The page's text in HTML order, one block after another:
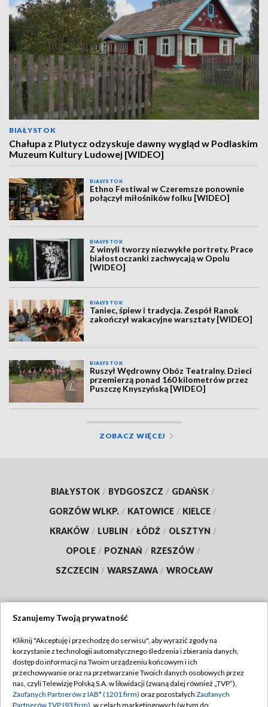
BIAŁYSTOK
Chałupa z Plutycz odzyskuje dawny wygląd w Podlaskim
Muzeum Kultury Ludowej [WIDEO]
BIAŁYSTOK
Ethno Festiwal w Czeremsze ponownie
połączył miłośników folku [WIDEO]
BIAŁYSTOK
Z winyli tworzy niezwykłe portrety. Prace
białostoczanki zachwycają w Opolu
[WIDEO]
BIAŁYSTOK
Taniec, śpiew i tradycja. Zespół Ranok
zakończył wakacyjne warsztaty [WIDEO]
BIAŁYSTOK
Ruszył Wędrowny Obóz Teatralny. Dzieci
przemierzą ponad 160 kilometrów przez
Puszczę Knyszyńską [WIDEO]
ZOBACZ WIĘCEJ
BIAŁYSTOK / BYDGOSZCZ / GDAŃSK /
GORZÓW WLKP. / KATOWICE / KIELCE /
KRAKÓW / LUBLIN / ŁÓDŹ / OLSZTYN /
OPOLE / POZNAŃ / RZESZÓW /
SZCZECIN / WARSZAWA / WROCŁAW
TVP
Abonament TVP
Emisja w TVP
Regulamin TVP
Polityka prywatności
Szanujemy Twoją prywatność
Kliknij "Akceptuję i przechodzę do serwisu", aby wyrazić zgody na
korzystanie z technologii automatycznego śledzenia i zbierania danych,
dostęp do informacji na Twoim urządzeniu końcowym i ich
przechowywanie oraz na przetwarzanie Twoich danych osobowych przez
nas, czyli Telewizję Polską S.A. w likwidacji (zwaną dalej również „TVP”),
Zaufanych Partnerów z IAB* (1201 firm) oraz pozostałych Zaufanych
Partnerów TVP (93 firm) , w celach marketingowych (w tym do